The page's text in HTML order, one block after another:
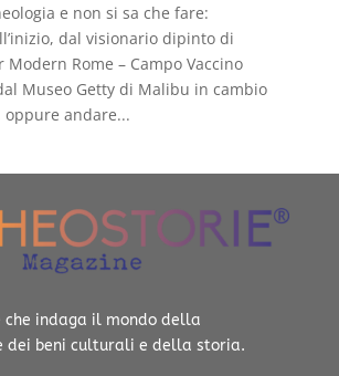
e non si sa che fare:
dal visionario dipinto di
Rome – Campo Vaccino
Museo Getty di Malibu in cambio
andare...
che indaga il mondo della
dei beni culturali e della storia.